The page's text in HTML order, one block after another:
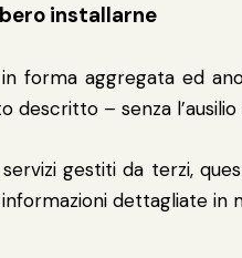
installarne
forma aggregata ed
– senza l’ausilio
gestiti da terzi,
dettagliate in